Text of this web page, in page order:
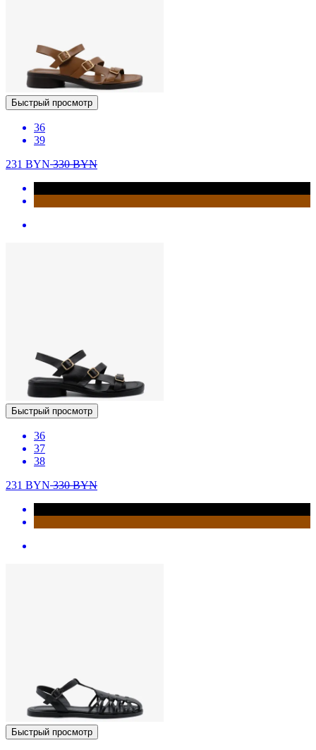
Быстрый просмотр
36
39
231 BYN330BYN
Быстрый просмотр
36
37
38
231 BYN330BYN
Быстрый просмотр